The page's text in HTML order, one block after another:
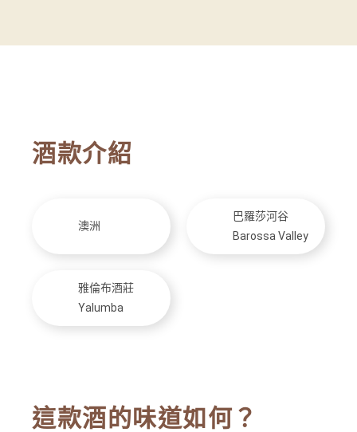
酒款介紹
澳洲
巴羅莎河谷
Barossa Valley
雅倫布酒莊
Yalumba
這款酒的味道如何？